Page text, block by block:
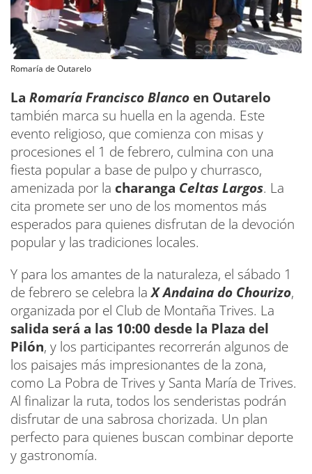
Romaría de Outarelo
La Romaría Francisco Blanco en Outarelo
también marca su huella en la agenda. Este
evento religioso, que comienza con misas y
procesiones el 1 de febrero, culmina con una
fiesta popular a base de pulpo y churrasco,
amenizada por la charanga Celtas Largos. La
cita promete ser uno de los momentos más
esperados para quienes disfrutan de la devoción
popular y las tradiciones locales.
Y para los amantes de la naturaleza, el sábado 1
de febrero se celebra la X Andaina do Chourizo,
organizada por el Club de Montaña Trives. La
salida será a las 10:00 desde la Plaza del
Pilón, y los participantes recorrerán algunos de
los paisajes más impresionantes de la zona,
como La Pobra de Trives y Santa María de Trives.
Al finalizar la ruta, todos los senderistas podrán
disfrutar de una sabrosa chorizada. Un plan
perfecto para quienes buscan combinar deporte
y gastronomía.